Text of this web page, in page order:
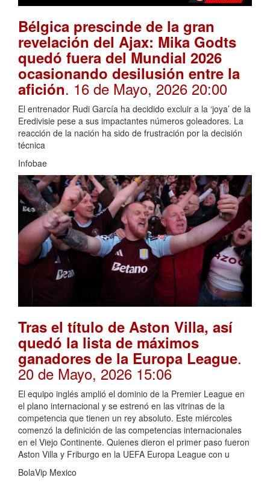
Bélgica prescinde de la gran
revelación del Ajax: Mika Godts
quedó fuera del Mundial 2026
ocasionando desilusión entre la
afición. 16 de Mayo, 2026 20:00
El entrenador Rudi García ha decidido excluir a la ‘joya’ de la
Eredivisie pese a sus impactantes números goleadores. La
reacción de la nación ha sido de frustración por la decisión
técnica
Infobae
Tras el título de Aston Villa, así
quedó la lista de máximos
ganadores de la Europa League.
20 de Mayo, 2026 15:06
El equipo inglés amplió el dominio de la Premier League en
el plano internacional y se estrenó en las vitrinas de la
competencia que tienen un rey absoluto. Este miércoles
comenzó la definición de las competencias internacionales
en el Viejo Continente. Quienes dieron el primer paso fueron
Aston Villa y Friburgo en la UEFA Europa League con u
BolaVip Mexico